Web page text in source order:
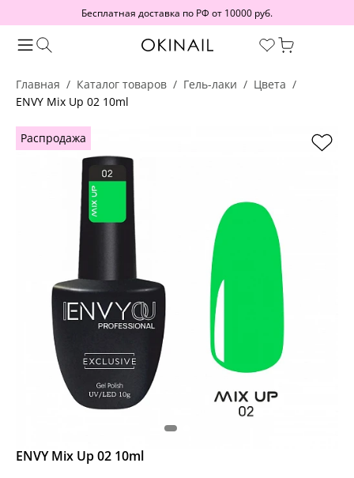
Бесплатная доставка по РФ от 10000 руб.
Главная Каталог товаров Гель-лаки
Цвета
ENVY Mix Up 02 10ml
Распродажа
ENVY Mix Up 02 10ml